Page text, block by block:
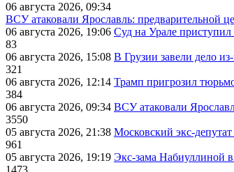
06 августа 2026, 09:34
ВСУ атаковали Ярославль: предварительной
06 августа 2026, 19:06 Суд на Урале
83
06 августа 2026, 15:08 В Грузии завели дело
321
06 августа 2026, 12:14 Трамп пригрозил
384
06 августа 2026, 09:34 ВСУ атаковали
3550
05 августа 2026, 21:38 Московский экс-
961
05 августа 2026, 19:19 Экс-зама Набиуллиной
1473